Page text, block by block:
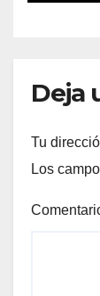
Deja
Tu
Los